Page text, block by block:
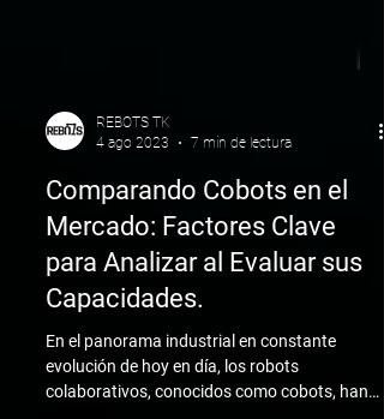
7 min de lectura
Comparando Cobots en el
Mercado: Factores Clave
para Analizar al Evaluar sus
Capacidades.
En el panorama industrial en constante
evolución de hoy en día, los robots